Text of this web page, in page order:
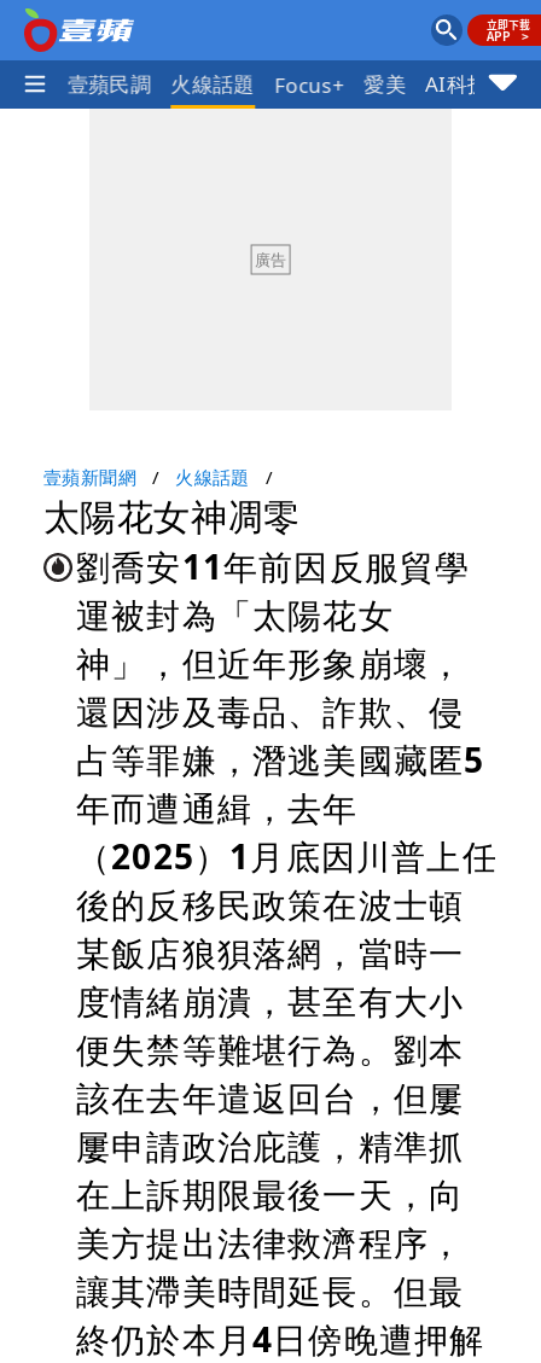
體育 壹蘋民調 火線話題 Focus+ 愛美 AI科技 地
壹蘋新聞網 火線話題
太陽花女神凋零
劉喬安11年前因反服貿學
運被封為「太陽花女
神」，但近年形象崩壞，
還因涉及毒品、詐欺、侵
占等罪嫌，潛逃美國藏匿5
年而遭通緝，去年
（2025）1月底因川普上任
後的反移民政策在波士頓
某飯店狼狽落網，當時一
度情緒崩潰，甚至有大小
便失禁等難堪行為。劉本
該在去年遣返回台，但屢
屢申請政治庇護，精準抓
在上訴期限最後一天，向
美方提出法律救濟程序，
讓其滯美時間延長。但最
終仍於本月4日傍晚遭押解